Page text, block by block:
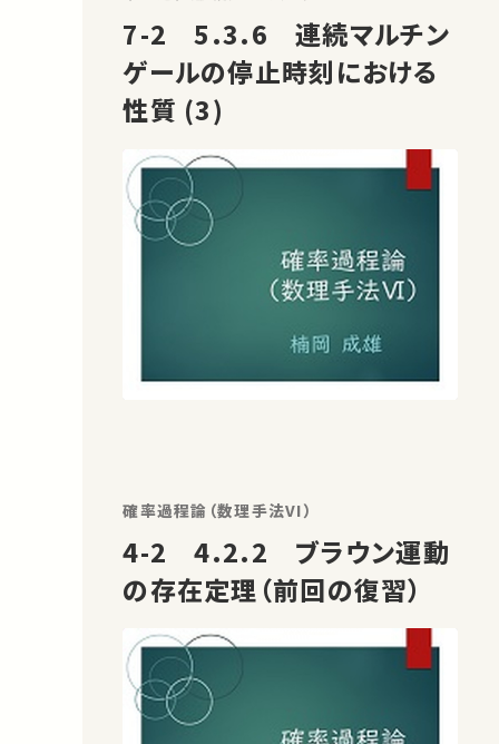
7-2 5.3.6 連続マルチン
ゲールの停止時刻における
性質 (3)
確率過程論（数理手法VI）
4-2 4.2.2 ブラウン運動
の存在定理（前回の復習）